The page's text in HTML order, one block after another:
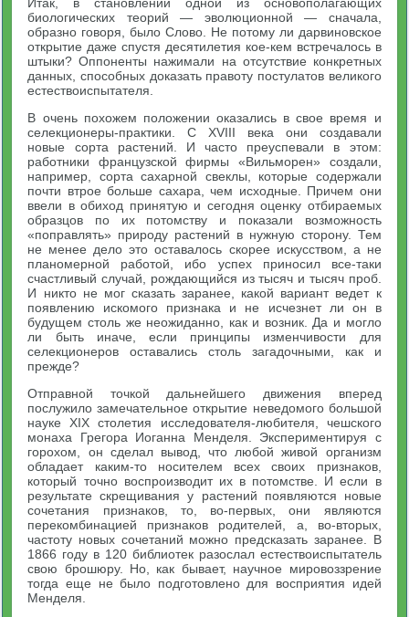
биологических теорий — эволюционной — сначала,
образно говоря, было Слово. Не потому ли дарвиновское
открытие даже спустя десятилетия кое-кем встречалось в
штыки? Оппоненты нажимали на отсутствие конкретных
данных, способных доказать правоту постулатов великого
естествоиспытателя.
В очень похожем положении оказались в свое время и
селекционеры-практики. С XVIII века они создавали
новые сорта растений. И часто преуспевали в этом:
работники французской фирмы «Вильморен» создали,
например, сорта сахарной свеклы, которые содержали
почти втрое больше сахара, чем исходные. Причем они
ввели в обиход принятую и сегодня оценку отбираемых
образцов по их потомству и показали возможность
«поправлять» природу растений в нужную сторону. Тем
не менее дело это оставалось скорее искусством, а не
планомерной работой, ибо успех приносил все-таки
счастливый случай, рождающийся из тысяч и тысяч проб.
И никто не мог сказать заранее, какой вариант ведет к
появлению искомого признака и не исчезнет ли он в
будущем столь же неожиданно, как и возник. Да и могло
ли быть иначе, если принципы изменчивости для
селекционеров оставались столь загадочными, как и
прежде?
Отправной точкой дальнейшего движения вперед
послужило замечательное открытие неведомого большой
науке XIX столетия исследователя-любителя, чешского
монаха Грегора Иоганна Менделя. Экспериментируя с
горохом, он сделал вывод, что любой живой организм
обладает каким-то носителем всех своих признаков,
который точно воспроизводит их в потомстве. И если в
результате скрещивания у растений появляются новые
сочетания признаков, то, во-первых, они являются
перекомбинацией признаков родителей, а, во-вторых,
частоту новых сочетаний можно предсказать заранее. В
1866 году в 120 библиотек разослал естествоиспытатель
свою брошюру. Но, как бывает, научное мировоззрение
тогда еще не было подготовлено для восприятия идей
Менделя.